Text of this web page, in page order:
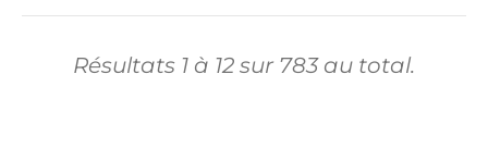
Résultats 1 à 12 sur 783 au total.